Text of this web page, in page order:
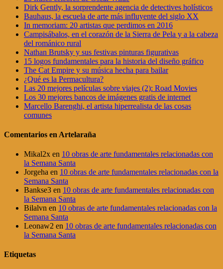
Dirk Gently, la sorprendente agencia de detectives holísticos
Bauhaus, la escuela de arte más influyente del siglo XX
In memoriam: 20 artistas que perdimos en 2016
Campisábalos, en el corazón de la Sierra de Pela y a la cabeza
del románico rural
Nathan Brutsky y sus festivas pinturas figurativas
15 logos fundamentales para la historia del diseño gráfico
The Cat Empire y su música hecha para bailar
¿Qué es la Permacultura?
Las 20 mejores películas sobre viajes (2): Road Movies
Los 30 mejores bancos de imágenes gratis de internet
Marcello Barenghi, el artista hiperrealista de las cosas
comunes
Comentarios en Artelaraña
Mikal2x en 10 obras de arte fundamentales relacionadas con
la Semana Santa
Jorgeha en 10 obras de arte fundamentales relacionadas con la
Semana Santa
Bankse3 en 10 obras de arte fundamentales relacionadas con
la Semana Santa
Bilalvn en 10 obras de arte fundamentales relacionadas con la
Semana Santa
Leonaw2 en 10 obras de arte fundamentales relacionadas con
la Semana Santa
Etiquetas